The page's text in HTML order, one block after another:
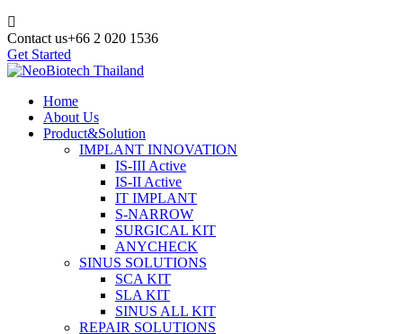
Contact us+66 2 020 1536
Get Started
Home
About Us
Product&Solution
IMPLANT INNOVATION
IS-III Active
IS-II Active
IT IMPLANT
S-NARROW
SURGICAL KIT
ANYCHECK
SINUS SOLUTIONS
SCA KIT
SLA KIT
SINUS ALL KIT
REPAIR SOLUTIONS